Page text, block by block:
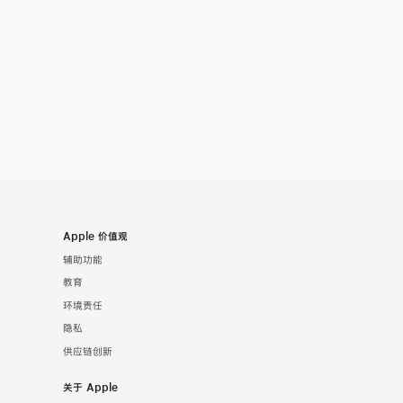
Apple 价值观
辅助功能
教育
环境责任
隐私
供应链创新
关于 Apple